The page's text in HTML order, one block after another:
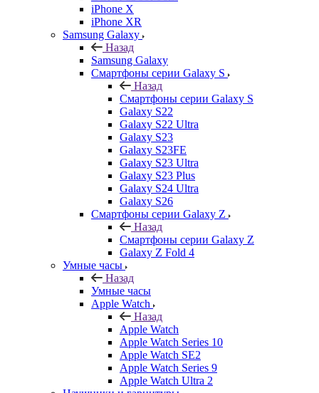
iPhone X
iPhone XR
Samsung Galaxy
Назад
Samsung Galaxy
Смартфоны серии Galaxy S
Назад
Смартфоны серии Galaxy S
Galaxy S22
Galaxy S22 Ultra
Galaxy S23
Galaxy S23FE
Galaxy S23 Ultra
Galaxy S23 Plus
Galaxy S24 Ultra
Galaxy S26
Смартфоны серии Galaxy Z
Назад
Смартфоны серии Galaxy Z
Galaxy Z Fold 4
Умные часы
Назад
Умные часы
Apple Watch
Назад
Apple Watch
Apple Watch Series 10
Apple Watch SE2
Apple Watch Series 9
Apple Watch Ultra 2